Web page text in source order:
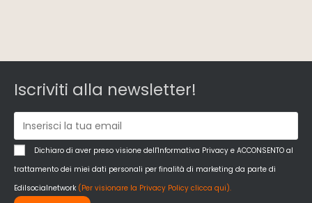
Iscriviti alla newsletter!
Dichiaro di aver preso visione dell'Informativa Privacy e ACCONSENTO al
trattamento dei miei dati personali per finalità di marketing da parte di
Edilsocialnetwork (Per visionare la Privacy Policy clicca qui).